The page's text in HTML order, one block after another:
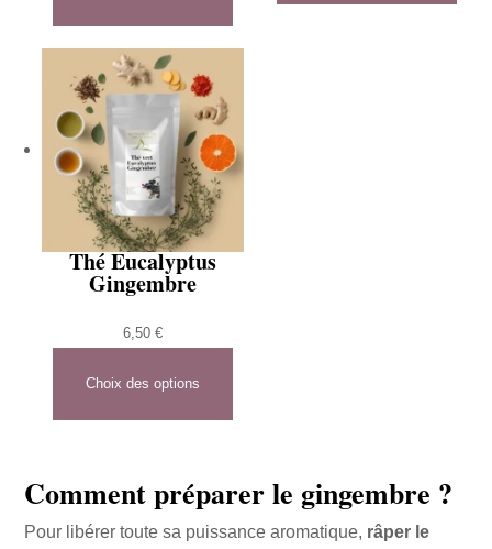
Thé Eucalyptus
Gingembre
6,50 €
Choix des options
Comment préparer le gingembre ?
Pour libérer toute sa puissance aromatique, râper le